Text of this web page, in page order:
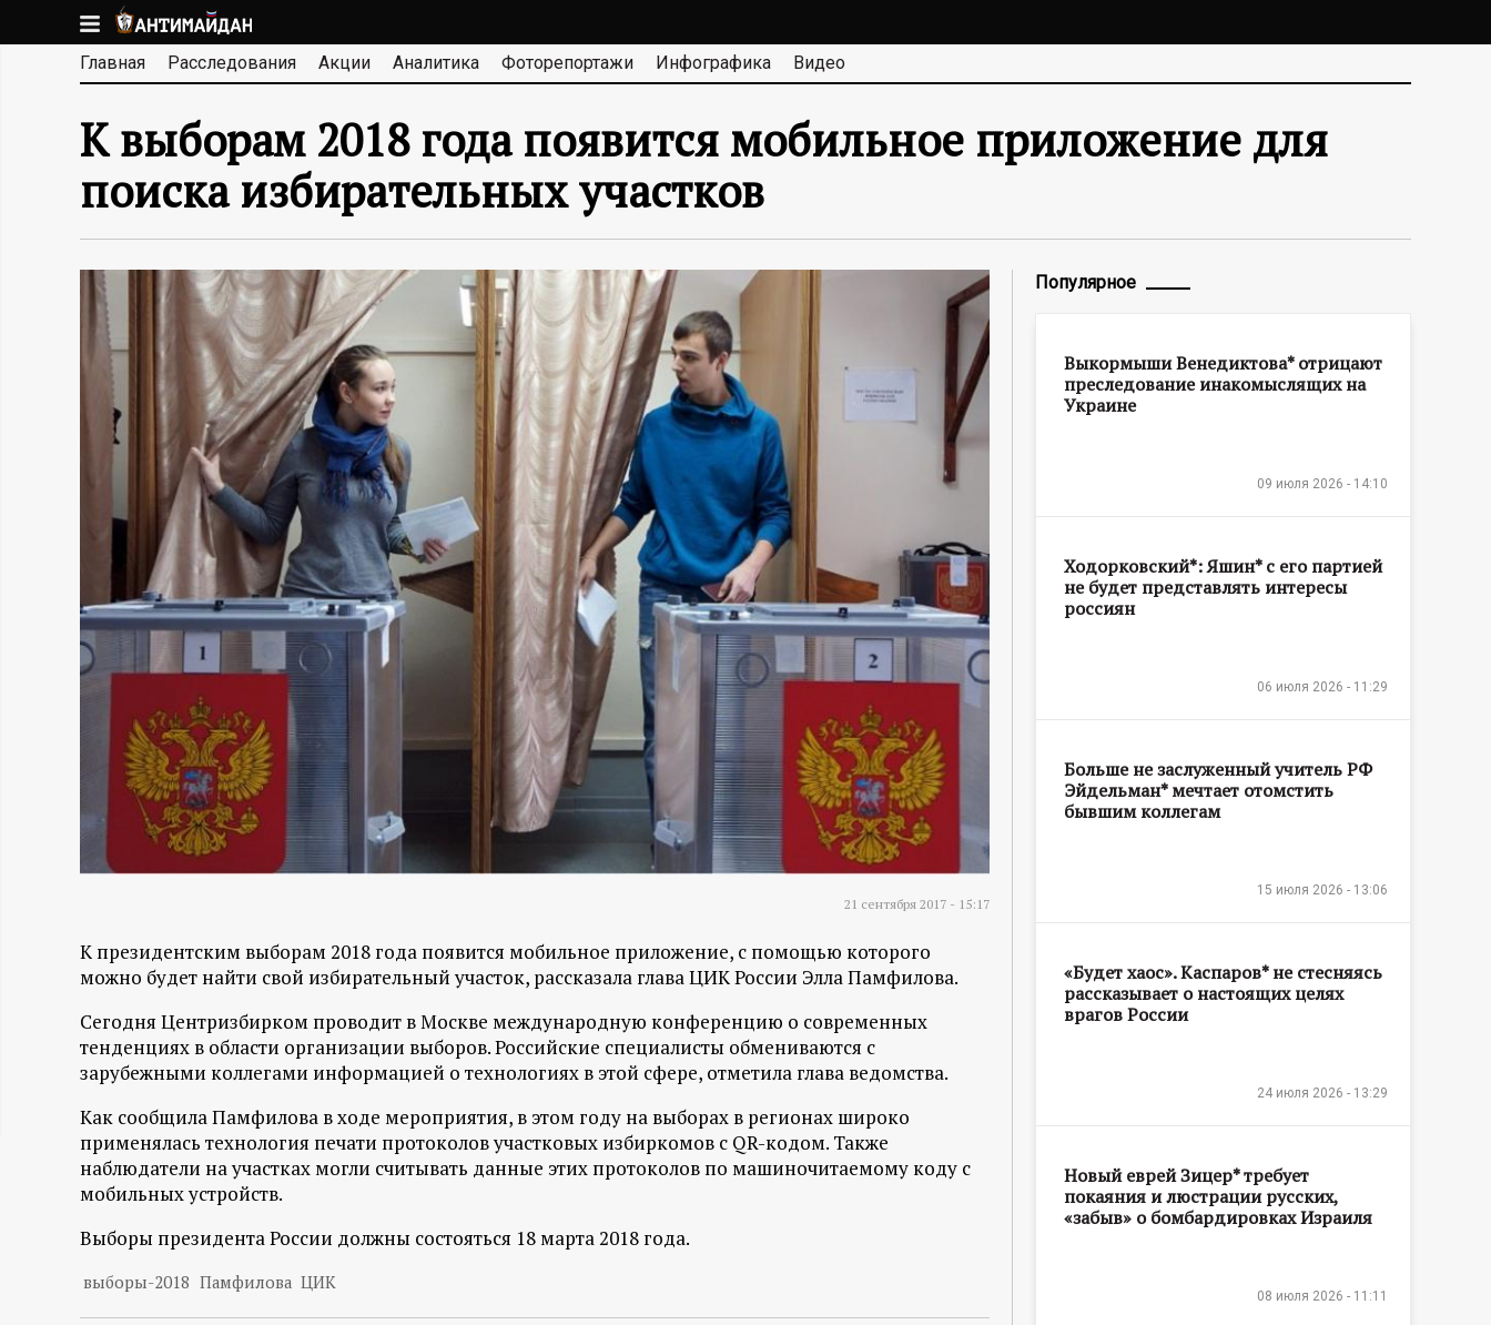
к
основномуА
Н
Т
И
М
-
и
ф
о
р
а
ц
и
о
н
н
ы
Главная Расследования Акции Аналитика Фоторепортажи Инфографика Видео
К выборам 2018 года появится мобильное приложение для
поиска избирательных участков
21 сентября 2017 - 15:17
К президентским выборам 2018 года появится мобильное приложение, с помощью которого
можно будет найти свой избирательный участок, рассказала глава ЦИК России Элла Памфилова.
Сегодня Центризбирком проводит в Москве международную конференцию о современных
тенденциях в области организации выборов. Российские специалисты обмениваются с
зарубежными коллегами информацией о технологиях в этой сфере, отметила глава ведомства.
Как сообщила Памфилова в ходе мероприятия, в этом году на выборах в регионах широко
применялась технология печати протоколов участковых избиркомов с QR-кодом. Также
наблюдатели на участках могли считывать данные этих протоколов по машиночитаемому коду с
мобильных устройств.
Выборы президента России должны состояться 18 марта 2018 года.
выборы-2018 Памфилова ЦИК
Популярное
Выкормыши Венедиктова* отрицают
преследование инакомыслящих на
Украине
09 июля 2026 - 14:10
Ходорковский*: Яшин* с его партией
не будет представлять интересы
россиян
06 июля 2026 - 11:29
Больше не заслуженный учитель РФ
Эйдельман* мечтает отомстить
бывшим коллегам
15 июля 2026 - 13:06
«Будет хаос». Каспаров* не стесняясь
рассказывает о настоящих целях
врагов России
24 июля 2026 - 13:29
Новый еврей Зицер* требует
покаяния и люстрации русских,
«забыв» о бомбардировках Израиля
08 июля 2026 - 11:11